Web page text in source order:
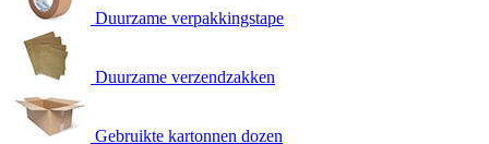
Duurzame verpakkingstape
Duurzame verzendzakken
Gebruikte kartonnen dozen